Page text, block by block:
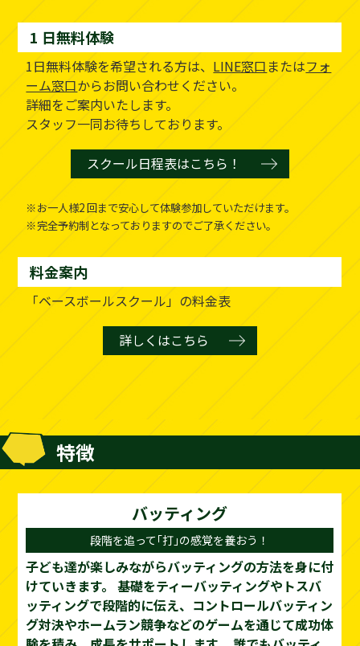
1 日無料体験
1日無料体験を希望される方は、 LINE窓口 またはフォ
ーム窓口からお問い合わせください。
詳細をご案内いたします。
スタッフ一同お待ちしております。
スクール日程表はこちら！
お一人様2 回まで安心して体験参加していただけます。
完全予約制となっておりますのでご了承ください。
料金案内
「ベースボールスクール」の料金表
詳しくはこちら
特徴
バッティング
段階を追って｢打｣の感覚を養おう！
子ども達が楽しみながらバッティングの方法を身に付
けていきます。
基礎をティーバッティングやトスバ
ッティングで段階的に伝え、コントロールバッティン
グ対決やホームラン競争などのゲームを通じて成功体